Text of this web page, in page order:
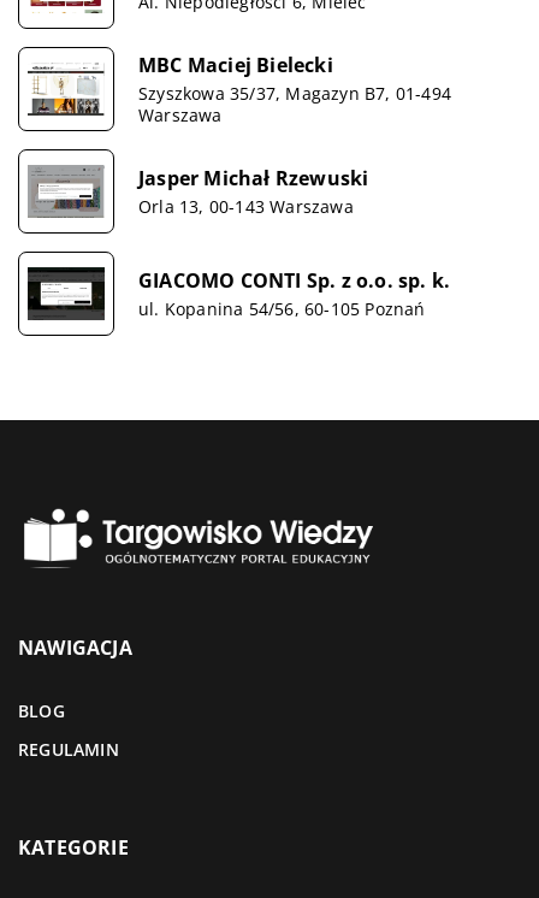
MBC Maciej Bielecki
Szyszkowa 35/37, Magazyn B7, 01-494
Warszawa
Jasper Michał Rzewuski
Orla 13, 00-143 Warszawa
GIACOMO CONTI Sp. z o.o. sp. k.
ul. Kopanina 54/56, 60-105 Poznań
NAWIGACJA
BLOG
REGULAMIN
KATEGORIE